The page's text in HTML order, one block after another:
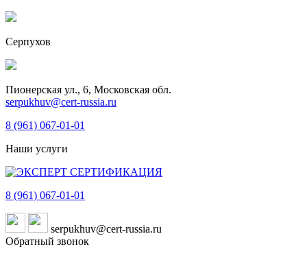
Серпухов
Пионерская ул., 6, Московская обл.
serpukhuv@cert-russia.ru
8 (961) 067-01-01
Наши услуги
8 (961) 067-01-01
serpukhuv@cert-russia.ru
Обратный звонок